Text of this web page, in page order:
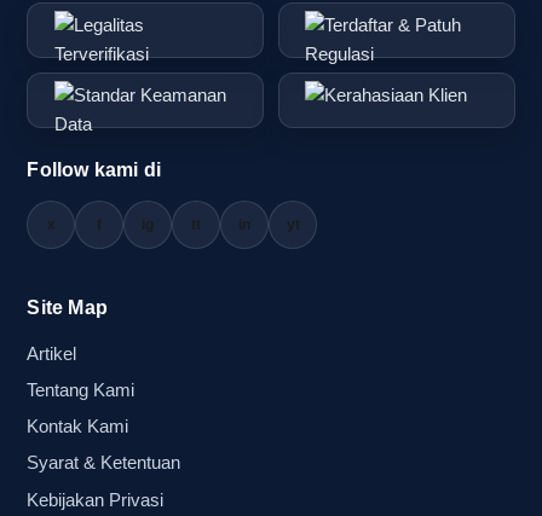
Follow kami di
x f ig tt in yt
Site Map
Artikel
Tentang Kami
Kontak Kami
Syarat & Ketentuan
Kebijakan Privasi